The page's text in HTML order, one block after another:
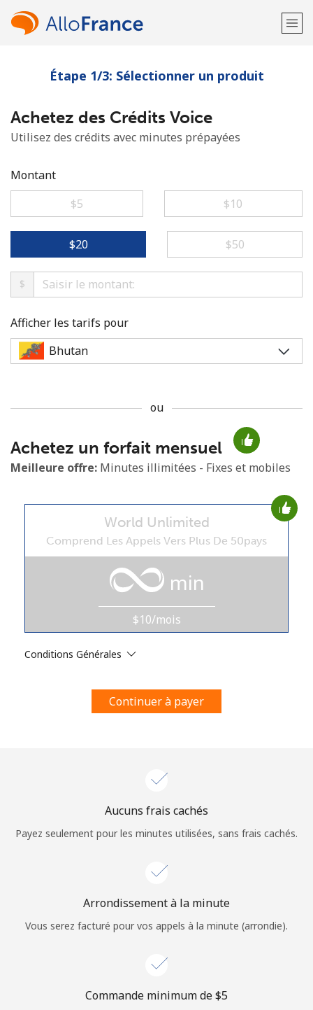
Bienvenue!
Vous avez déjà un compte?Connectez-vous →
Aucun mot de passe créé
8 caractères minimum
Une lettre majuscule et une lettre minuscule
En créant un compte sur ce site, j'accepte les présentes
Rappel du mot de passe →
Étape 1/3: Sélectionner un produit
Achetez des Crédits Voice
Utilisez des crédits avec minutes prépayées
Montant
⁦$5⁩
⁦$10⁩
⁦$20⁩ ⁦$50⁩
$
Afficher les tarifs pour
ou
Achetez un forfait mensuel
Meilleure offre: Minutes illimitées - Fixes et mobiles
World Unlimited
Comprend Les Appels Vers Plus De 50pays
min
$10/mois
Conditions Générales
Continuer à payer
Aucuns frais cachés
Payez seulement pour les minutes utilisées, sans frais cachés.
Arrondissement à la minute
Vous serez facturé pour vos appels à la minute (arrondie).
Commande minimum de ⁦$5⁩